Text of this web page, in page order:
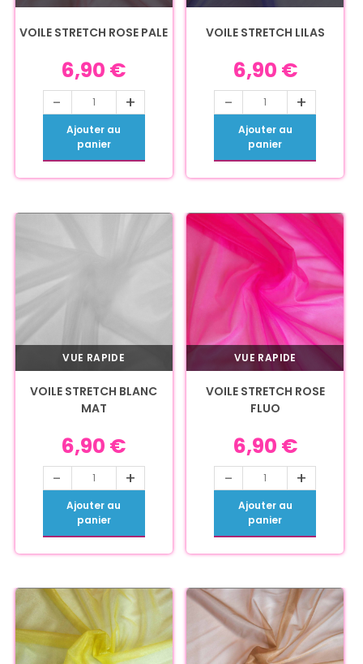
VOILE STRETCH ROSE PALE
6,90 €
- +
Ajouter au
panier
VOILE STRETCH LILAS
6,90 €
- +
Ajouter au
panier
VUE RAPIDE
VOILE STRETCH BLANC
MAT
6,90 €
- +
Ajouter au
panier
VUE RAPIDE
VOILE STRETCH ROSE
FLUO
6,90 €
- +
Ajouter au
panier